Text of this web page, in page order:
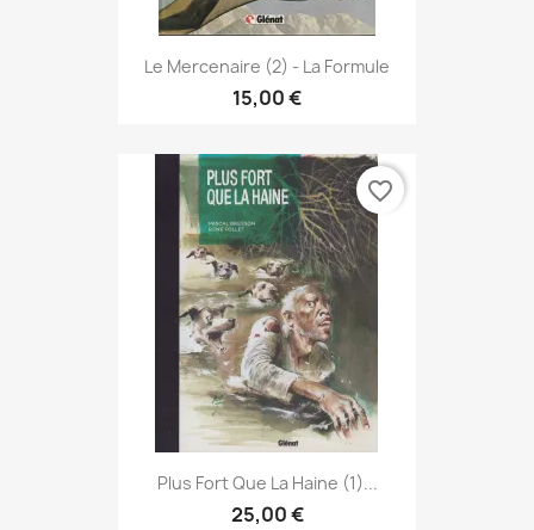
Le Mercenaire (2) - La Formule
15,00 €
Plus Fort Que La Haine (1)...
25,00 €
favorite_border